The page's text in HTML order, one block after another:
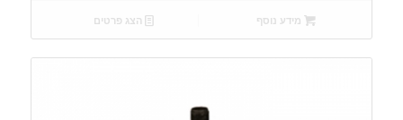
מידע נוסף הצג פרטים